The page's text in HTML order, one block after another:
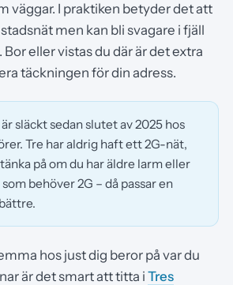
väggar. I praktiken betyder det att
men kan bli svagare i fjäll
eller vistas du där är det extra
täckningen för din adress.
släckt sedan slutet av 2025 hos
Tre har aldrig haft ett 2G-nät,
på om du har äldre larm eller
behöver 2G – då passar en
hos just dig beror på var du
är det smart att titta i Tres